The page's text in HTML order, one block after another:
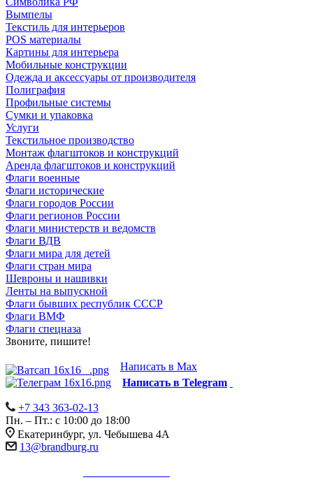
Вымпелы
Текстиль для интерьеров
POS материалы
Картины для интерьера
Мобильные конструкции
Одежда и аксессуары от производителя
Полиграфия
Профильные системы
Сумки и упаковка
Услуги
Текстильное производство
Монтаж флагштоков и конструкций
Аренда флагштоков и конструкций
Флаги военные
Флаги исторические
Флаги городов России
Флаги регионов России
Флаги министерств и ведомств
Флаги ВДВ
Флаги мира для детей
Флаги стран мира
Шевроны и нашивки
Ленты на выпускной
Флаги бывших республик СССР
Флаги ВМФ
Флаги спецназа
Звоните, пишите!
Написать в Max
Написать в Telegram
+7 343 363-02-13
Пн. – Пт.: с 10:00 до 18:00
Екатеринбург, ул. Чебышева 4А
13@brandburg.ru